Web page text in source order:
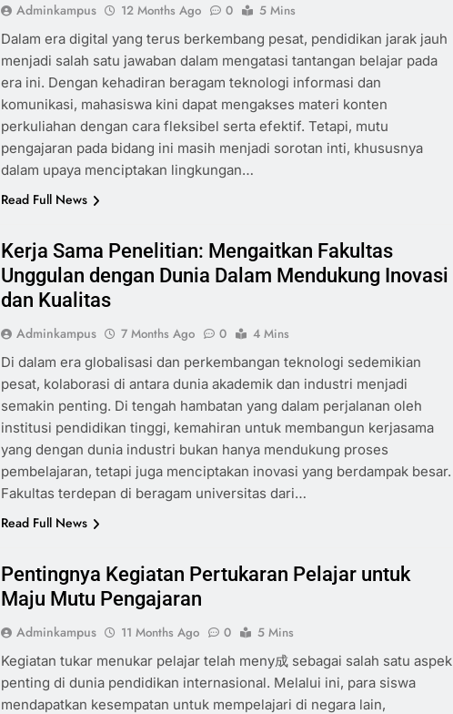
Adminkampus 12 Months Ago 0
5 Mins
Dalam era digital yang terus berkembang pesat, pendidikan jarak jauh
menjadi salah satu jawaban dalam mengatasi tantangan belajar pada
era ini. Dengan kehadiran beragam teknologi informasi dan
komunikasi, mahasiswa kini dapat mengakses materi konten
perkuliahan dengan cara fleksibel serta efektif. Tetapi, mutu
pengajaran pada bidang ini masih menjadi sorotan inti, khususnya
dalam upaya menciptakan lingkungan…
Read Full News
Kerja Sama Penelitian: Mengaitkan Fakultas
Unggulan dengan Dunia Dalam Mendukung Inovasi
dan Kualitas
Adminkampus 7 Months Ago 0
4 Mins
Di dalam era globalisasi dan perkembangan teknologi sedemikian
pesat, kolaborasi di antara dunia akademik dan industri menjadi
semakin penting. Di tengah hambatan yang dalam perjalanan oleh
institusi pendidikan tinggi, kemahiran untuk membangun kerjasama
yang dengan dunia industri bukan hanya mendukung proses
pembelajaran, tetapi juga menciptakan inovasi yang berdampak besar.
Fakultas terdepan di beragam universitas dari…
Read Full News
Pentingnya Kegiatan Pertukaran Pelajar untuk
Maju Mutu Pengajaran
Adminkampus 11 Months Ago 0
5 Mins
Kegiatan tukar menukar pelajar telah meny成 sebagai salah satu aspek
penting di dunia pendidikan internasional. Melalui ini, para siswa
mendapatkan kesempatan untuk mempelajari di negara lain,